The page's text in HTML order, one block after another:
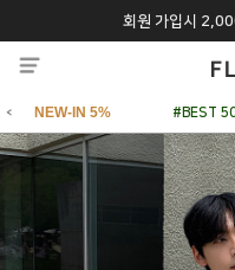
회원 가입시
추석 특별 할인 10~
NEW-IN 5% #BEST